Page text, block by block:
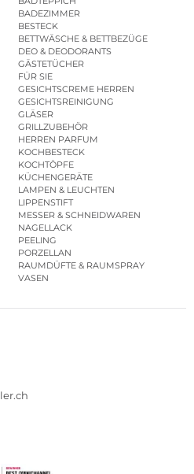
BADEZIMMER
BESTECK
BETTWÄSCHE & BETTBEZÜGE
DEO & DEODORANTS
GÄSTETÜCHER
FÜR SIE
GESICHTSCREME HERREN
GESICHTSREINIGUNG
GLÄSER
GRILLZUBEHÖR
HERREN PARFUM
KOCHBESTECK
KOCHTÖPFE
KÜCHENGERÄTE
LAMPEN & LEUCHTEN
LIPPENSTIFT
MESSER & SCHNEIDWAREN
NAGELLACK
PEELING
PORZELLAN
RAUMDÜFTE & RAUMSPRAY
VASEN